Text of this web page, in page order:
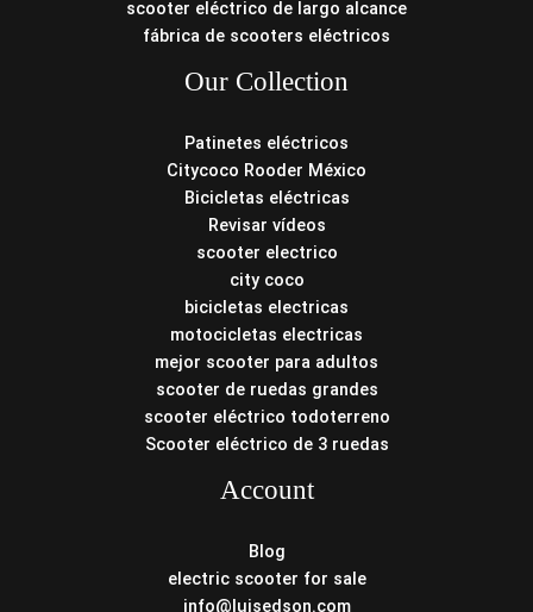
scooter eléctrico de largo alcance
fábrica de scooters eléctricos
Our Collection
Patinetes eléctricos
Citycoco Rooder México
Bicicletas eléctricas
Revisar vídeos
scooter electrico
city coco
bicicletas electricas
motocicletas electricas
mejor scooter para adultos
scooter de ruedas grandes
scooter eléctrico todoterreno
Scooter eléctrico de 3 ruedas
Account
Blog
electric scooter for sale
info@luisedson.com